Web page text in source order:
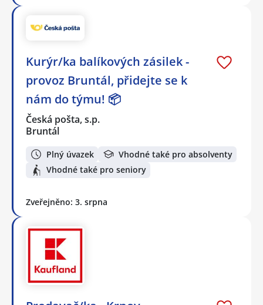
Kurýr/ka balíkových zásilek -
provoz Bruntál, přidejte se k
nám do týmu! 📦
Česká pošta, s.p.
Bruntál
Plný úvazek
Vhodné také pro absolventy
Vhodné také pro seniory
Zveřejněno: 3. srpna